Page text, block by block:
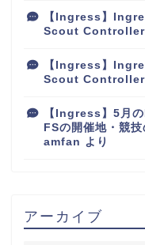
【Ingress】
Scout Controller
【Ingress】
Scout Controller
【Ingress】5月
FSの開催地・競
amfan より
アーカイブ